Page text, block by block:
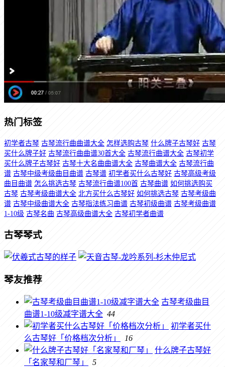
热门标签
初学者古琴 古琴流行曲曲谱大全 怎样选购古琴 什么牌子古琴好 古琴
买什么牌子好 古琴流行曲曲谱30首大全 古琴流行曲谱大全 古琴初学
买什么牌子古琴好 古琴十大名曲曲谱大全 古琴曲谱大全 古琴流行曲
谱 古琴中级考级曲目曲谱 古琴谱 初学者买什么古琴好 古琴高级考级
曲目曲谱 怎么挑选古琴 古琴流行曲谱100首 古琴曲谱 如何挑选购买
古琴 古琴考级曲谱大全 北方买什么古琴好 如何挑选古琴 古琴考级曲
谱 古琴中级曲谱大全 古琴指法练习曲谱 古琴初级曲谱 古琴考级曲谱
1-10级 古琴名曲 古琴高级曲谱大全 古琴初学者曲谱
古琴琴式
琴友推荐
古琴考级曲目
曲谱1-10级减字谱大全 44
初学者买什
么古琴好「价格档次分析」
16
什么牌子古琴好
「名家琴和厂琴」
5